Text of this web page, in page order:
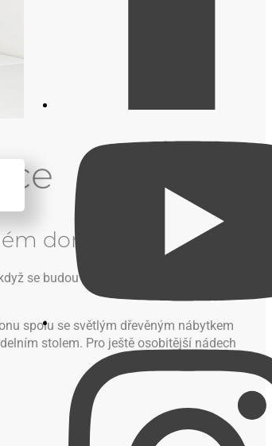
domečku.
se budou vracet z dalekých cest. Přestože
spolu se světlým dřevěným nábytkem
stolem. Pro ještě osobitější nádech